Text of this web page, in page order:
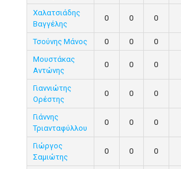
Χαλατσιάδης
Βαγγέλης
0 0 0
Τσούνης Μάνος 0 0 0
Μουστάκας
Αντώνης
0 0 0
Γιαννιώτης
Ορέστης
0 0 0
Γιάννης
Τριανταφύλλου
0 0 0
Γιώργος
Σαμιώτης
0 0 0